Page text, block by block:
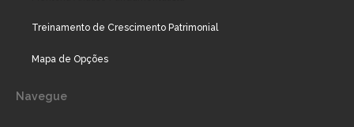
Treinamento de Crescimento Patrimonial
Mapa de Opções
Navegue